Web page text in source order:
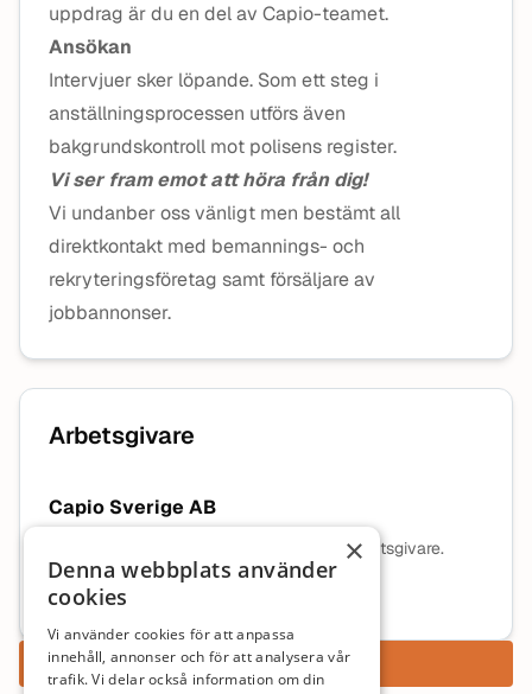
uppdrag är du en del av Capio-teamet.
Ansökan
Intervjuer sker löpande. Som ett steg i
anställningsprocessen utförs även
bakgrundskontroll mot polisens register.
Vi ser fram emot att höra från dig!
Vi undanber oss vänligt men bestämt all
direktkontakt med bemannings- och
rekryteringsföretag samt försäljare av
jobbannonser.
Arbetsgivare
Capio Sverige AB
Ingen beskrivning tillgänglig för denna arbetsgivare.
Mer information om arbetsgivaren
Ansök nu
×
Denna webbplats använder
cookies
Vi använder cookies för att anpassa
innehåll, annonser och för att analysera vår
trafik. Vi delar också information om din